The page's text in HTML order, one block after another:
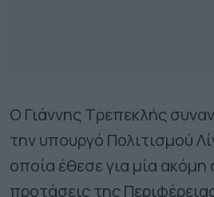
Ο Γιάννης Τρεπεκλής
την υπουργό Πολιτισμού
οποία έθεσε για μία ακόμη
προτάσεις της